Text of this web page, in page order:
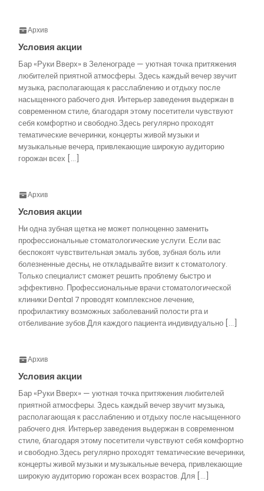
Архив
Условия акции
Бар «Руки Вверх» в Зеленограде — уютная точка притяжения
любителей приятной атмосферы. Здесь каждый вечер звучит
музыка, располагающая к расслаблению и отдыху после
насыщенного рабочего дня. Интерьер заведения выдержан в
современном стиле, благодаря этому посетители чувствуют
себя комфортно и свободно.Здесь регулярно проходят
тематические вечеринки, концерты живой музыки и
музыкальные вечера, привлекающие широкую аудиторию
горожан всех […]
Архив
Условия акции
Ни одна зубная щетка не может полноценно заменить
профессиональные стоматологические услуги. Если вас
беспокоят чувствительная эмаль зубов, зубная боль или
болезненные десны, не откладывайте визит к стоматологу.
Только специалист сможет решить проблему быстро и
эффективно. Профессиональные врачи стоматологической
клиники Dental 7 проводят комплексное лечение,
профилактику возможных заболеваний полости рта и
отбеливание зубов.Для каждого пациента индивидуально […]
Архив
Условия акции
Бар «Руки Вверх» — уютная точка притяжения любителей
приятной атмосферы. Здесь каждый вечер звучит музыка,
располагающая к расслаблению и отдыху после насыщенного
рабочего дня. Интерьер заведения выдержан в современном
стиле, благодаря этому посетители чувствуют себя комфортно
и свободно.Здесь регулярно проходят тематические вечеринки,
концерты живой музыки и музыкальные вечера, привлекающие
широкую аудиторию горожан всех возрастов. Для […]